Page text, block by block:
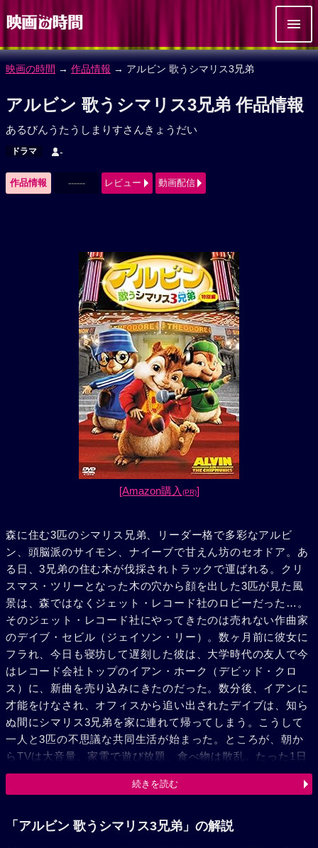
映画の時間 → 作品情報 → アルビン 歌うシマリス3兄弟
アルビン 歌うシマリス3兄弟 作品情報
あるびんうたうしまりすさんきょうだい
ドラマ -
作品情報 ------ レビュー 動画配信
[Amazon購入 (PR)]
森に住む3匹のシマリス兄弟、リーダー格で多彩なアルビ
ン、頭脳派のサイモン、ナイーブで甘えん坊のセオドア。あ
る日、3兄弟の住む木が伐採されトラックで運ばれる。クリ
スマス・ツリーとなった木の穴から顔を出した3匹が見た風
景は、森ではなくジェット・レコード社のロビーだった…。
そのジェット・レコード社にやってきたのは売れない作曲家
のデイブ・セビル（ジェイソン・リー）。数ヶ月前に彼女に
フラれ、今日も寝坊して遅刻した彼は、大学時代の友人で今
はレコード会社トップのイアン・ホーク（デビッド・クロ
ス）に、新曲を売り込みにきたのだった。数分後、イアンに
才能をけなされ、オフィスから追い出されたデイブは、知ら
ぬ間にシマリス3兄弟を家に連れて帰ってしまう。こうして
一人と3匹の不思議な共同生活が始まった。ところが、朝か
らTVは大音量、家電で遊び放題、食べ物は散乱。たった1日
でアルビンたちはデイブの家も生活もめちゃくちゃにしてし
まい、おまけに元ガールフレンドのクレア（キャメロン・リ
そんな中、デイブは3兄弟が言葉をしゃべり、歌も歌えるこ
続きを読む
「アルビン 歌うシマリス3兄弟」の解説